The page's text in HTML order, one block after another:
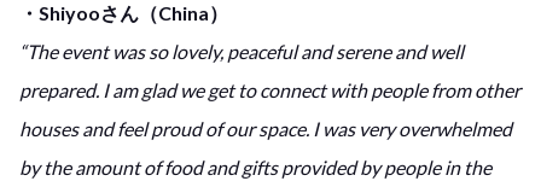
・Shiyooさん（China）
“The event was so lovely, peaceful and serene and well
prepared. I am glad we get to connect with people from other
houses and feel proud of our space. I was very overwhelmed
by the amount of food and gifts provided by people in the